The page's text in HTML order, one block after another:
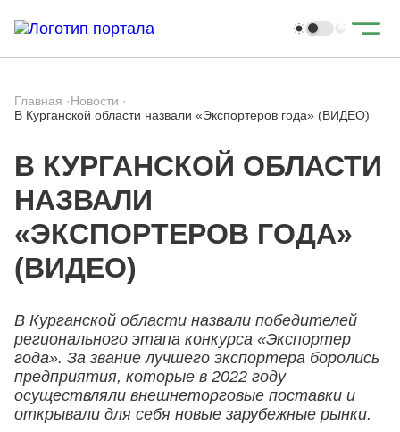
Главная ·Новости ·
В Курганской области назвали «Экспортеров года» (ВИДЕО)
В КУРГАНСКОЙ ОБЛАСТИ
НАЗВАЛИ
«ЭКСПОРТЕРОВ ГОДА»
(ВИДЕО)
В Курганской области назвали победителей
регионального этапа конкурса «Экспортер
года». За звание лучшего экспортера боролись
предприятия, которые в 2022 году
осуществляли внешнеторговые поставки и
открывали для себя новые зарубежные рынки.